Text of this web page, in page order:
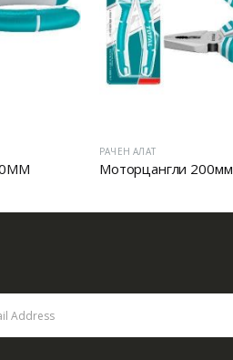
РАЧЕН АЛАТ
Моторцангли 200мм